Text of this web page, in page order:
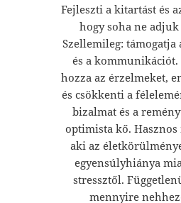
Fejleszti a kitartást és
hogy soha ne
Szellemileg:
és a kommunikációt.
hozza az érzelmeket,
és csökkenti a
bizalmat és a
optimista kő.
aki az
egyensúlyhiánya
stressztől.
mennyire